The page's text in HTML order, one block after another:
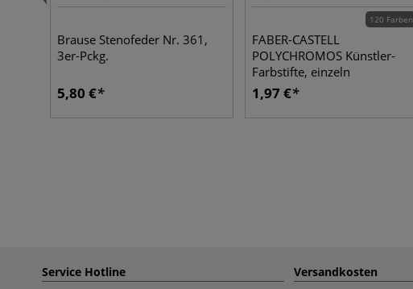
Brause Stenofeder Nr. 361,
3er-Pckg.
5,80 €
120 Farben
FABER-CASTELL
POLYCHROMOS Künstler-
Farbstifte, einzeln
1,97 €
Service Hotline
Versandkosten